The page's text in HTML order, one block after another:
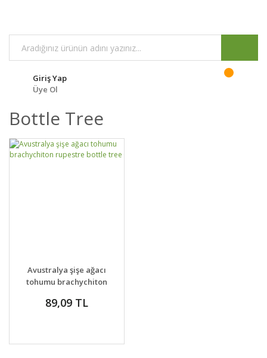
Giriş Yap
Üye Ol
Bottle Tree
DETAYLAR
VER
Avustralya şişe ağacı
tohumu brachychiton
89,09 TL